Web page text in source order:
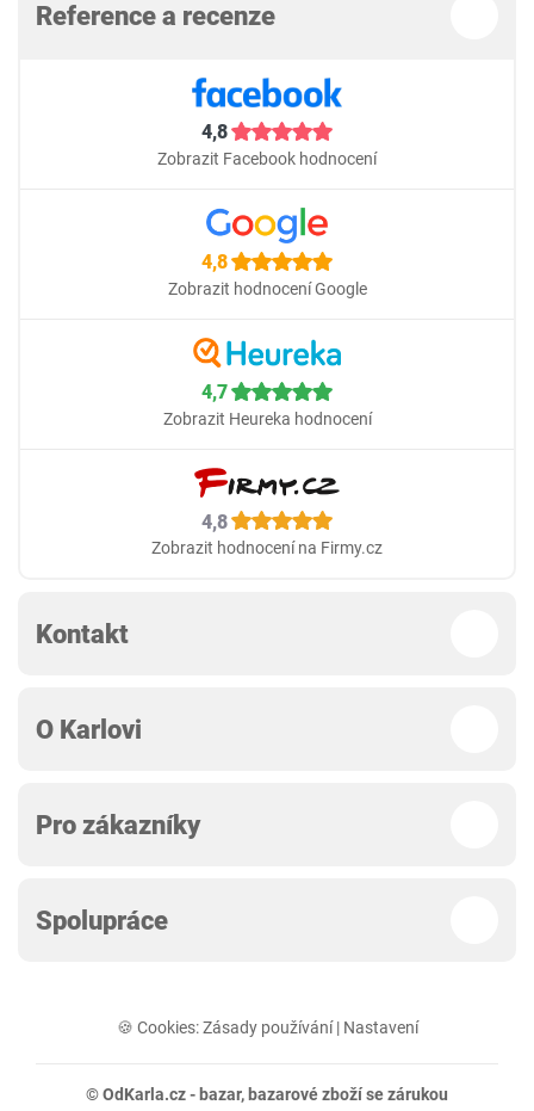
Reference a recenze
4,8
Zobrazit Facebook hodnocení
4,8
Zobrazit hodnocení Google
4,7
Zobrazit Heureka hodnocení
4,8
Zobrazit hodnocení na Firmy.cz
Kontakt
O Karlovi
Pro zákazníky
Spolupráce
🍪 Cookies:Zásady používání| Nastavení
© OdKarla.cz - bazar, bazarové zboží se zárukou